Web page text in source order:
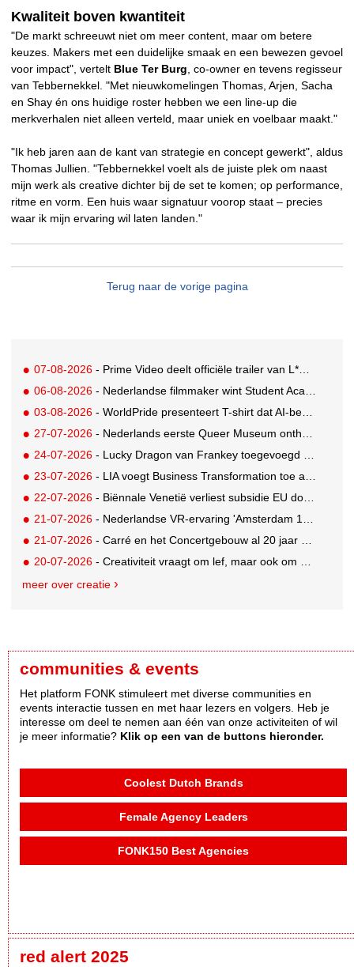
Kwaliteit boven kwantiteit
"De markt schreeuwt niet om meer content, maar om betere
keuzes. Makers met een duidelijke smaak en een bewezen gevoel
voor impact", vertelt Blue Ter Burg , co-owner en tevens regisseur
van Tebbernekkel. "Met nieuwkomelingen Thomas, Arjen, Sacha
en Shay én ons huidige roster hebben we een line-up die
merkverhalen niet alleen verteld, maar uniek en voelbaar maakt."
"Ik heb jaren aan de kant van strategie en concept gewerkt", aldus
Thomas Jullien. "Tebbernekkel voelt als de juiste plek om naast
mijn werk als creative dichter bij de set te komen; op performance,
ritme en vorm. Een huis waar signatuur voorop staat – precies
waar ik mijn ervaring wil laten landen."
Terug naar de vorige pagina
07-08-2026 - Prime Video deelt officiële trailer van L*VE KLEINE
06-08-2026 - Nederlandse filmmaker wint Student Academy Award
03-08-2026 - WorldPride presenteert T-shirt dat AI-bewakingscamera's misleidt
27-07-2026 - Nederlands eerste Queer Museum onthult nieuwe visuele identiteit
24-07-2026 - Lucky Dragon van Frankey toegevoegd aan vaste opstelling STRAAT Museum
23-07-2026 - LIA voegt Business Transformation toe als prijzencategorie
22-07-2026 - Biënnale Venetië verliest subsidie EU door deelname Rusland
21-07-2026 - Nederlandse VR-ervaring 'Amsterdam 1652' geselecteerd voor filmfestival Venetië
21-07-2026 - Carré en het Concertgebouw al 20 jaar absolute favorieten van cultuurpubliek
20-07-2026 - Creativiteit vraagt om lef, maar ook om een plan voor als het misgaat
meer over creatie
communities & events
Het platform FONK stimuleert met diverse communities en
events interactie tussen en met haar lezers en volgers. Heb je
interesse om deel te nemen aan één van onze activiteiten of wil
je meer informatie? Klik op een van de buttons hieronder.
Coolest Dutch Brands
Female Agency Leaders
FONK150 Best Agencies
red alert 2025